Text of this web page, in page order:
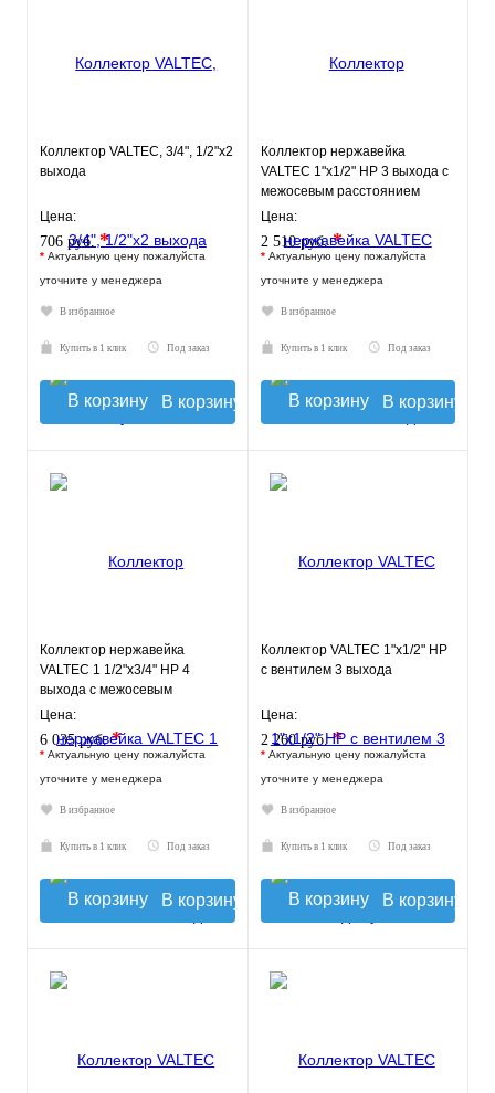
Коллектор VALTEC, 3/4", 1/2"х2
выхода
Цена:
706 руб.*
* Актуальную цену пожалуйста
уточните у менеджера
В избранное
Купить в 1 клик Под заказ
В корзину
Коллектор нержавейка
VALTEC 1"х1/2" НР 3 выхода с
межосевым расстоянием
выходов 100мм
Цена:
2 510 руб.*
* Актуальную цену пожалуйста
уточните у менеджера
В избранное
Купить в 1 клик Под заказ
В корзину
Коллектор нержавейка
VALTEC 1 1/2"х3/4" НР 4
выхода с межосевым
расстоянием выходов 100мм
Цена:
6 035 руб.*
* Актуальную цену пожалуйста
уточните у менеджера
В избранное
Купить в 1 клик Под заказ
В корзину
Коллектор VALTEC 1"х1/2" НР
с вентилем 3 выхода
Цена:
2 260 руб.*
* Актуальную цену пожалуйста
уточните у менеджера
В избранное
Купить в 1 клик Под заказ
В корзину